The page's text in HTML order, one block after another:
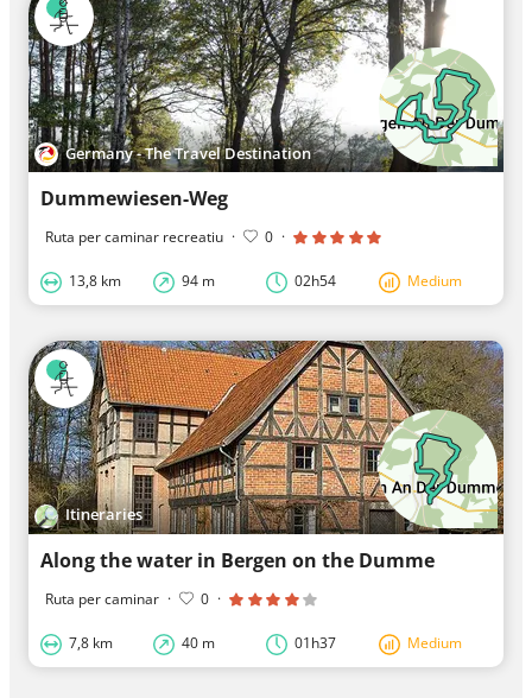
Germany - The Travel Destination
Dummewiesen-Weg
Ruta per caminar recreatiu · 0 ·
13,8 km 94 m 02h54 Medium
Itineraries
Along the water in Bergen on the Dumme
Ruta per caminar · 0 ·
7,8 km 40 m 01h37 Medium